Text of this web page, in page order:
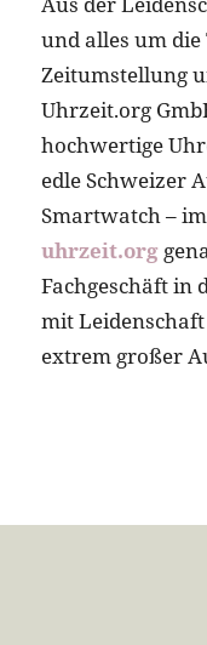
und alles um
Zeitumstellung
Uhrzeit.org
hochwertige
edle Schweizer
Smartwatch –
uhrzeit.org
Fachgeschäft in
mit
extrem großer